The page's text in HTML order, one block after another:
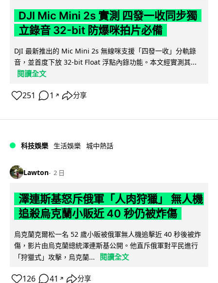
DJI Mic Mini 2s 實測 四發一收同步獨
立錄音 32-bit 防爆咪拍片必備
DJI 最新推出的 Mic Mini 2s 無線咪支援「四發一收」分軌錄
音，並首度下放 32-bit Float 浮點內錄功能。本文經實測其...
閱讀全文
251 1 ↗ 分享
科技娛樂 生活娛樂 城中熱話
Lawton 2 日
澤連斯基怒斥俄軍「人肉狩獵」 無人機
追殺烏克蘭小販近 40 秒仍被炸傷
烏克蘭克爾松一名 52 歲小販被俄軍無人機追擊近 40 秒後被炸
傷，影片由烏克蘭總統澤連斯基公開。他直斥俄軍對平民進行
「狩獵式」攻擊，烏克蘭...
閱讀全文
126 41 ↗ 分享